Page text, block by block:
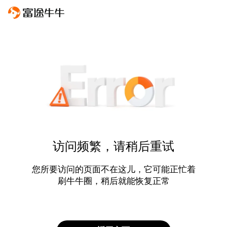
访问频繁，请稍后重试
您所要访问的页面不在这儿，它可能正忙着
刷牛牛圈，稍后就能恢复正常